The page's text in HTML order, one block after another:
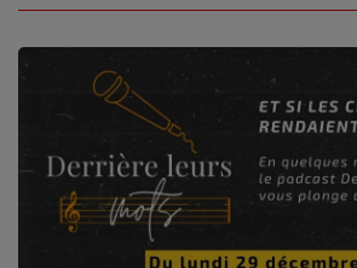
L'ÉQUIPE
GRILLE DES PROGRAMMES
C'ÉTAIT QUOI CE TITRE ?
MÉDIAS
PODCASTS - SAISON 2026/2027